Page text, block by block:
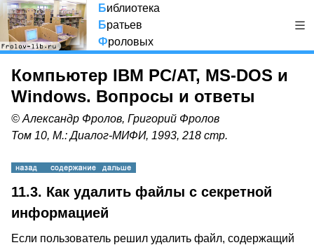
Библиотека
Братьев
Фроловых
Компьютер IBM PC/AT, MS-DOS и
Windows. Вопросы и ответы
© Александр Фролов, Григорий Фролов
Том 10, М.: Диалог-МИФИ, 1993, 218 стр.
11.3. Как удалить файлы с секретной
информацией
Если пользователь решил удалить файл, содержащий